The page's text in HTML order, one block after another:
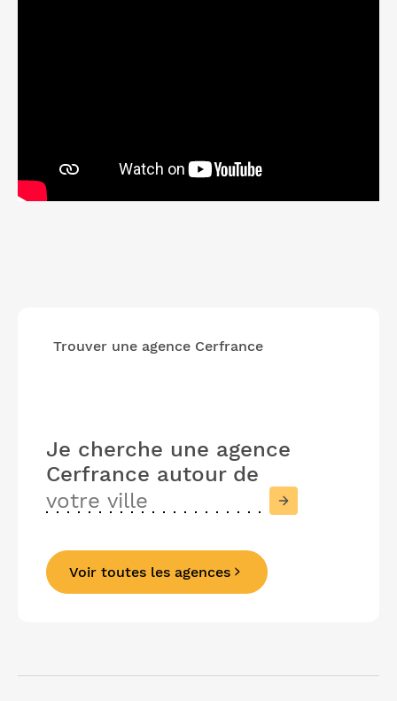
Trouver une agence Cerfrance
Je cherche une agence
Cerfrance autour de
PrécédentSuivant
Voir toutes les agences